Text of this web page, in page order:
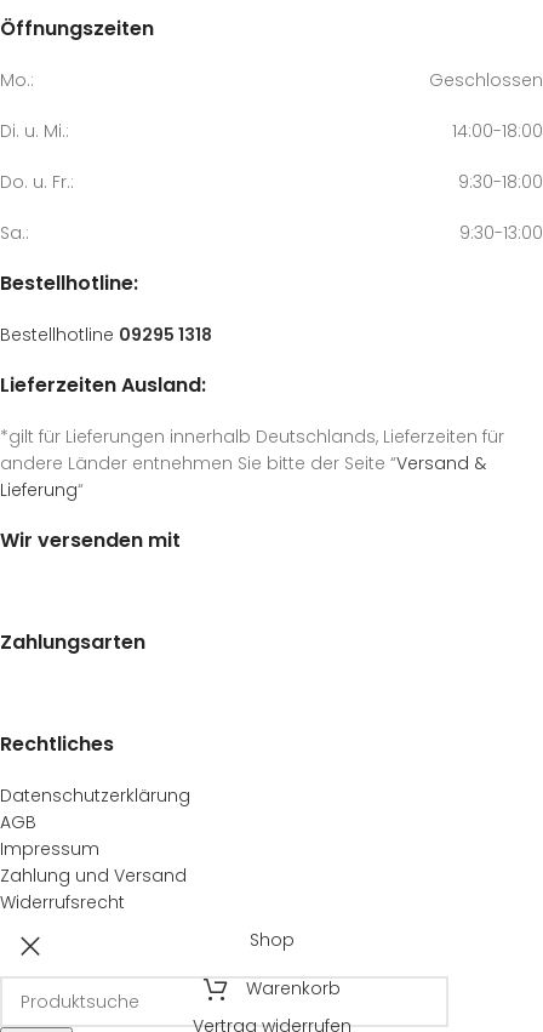
Öffnungszeiten
Mo.: Geschlossen
Di. u. Mi.: 14:00-18:00
Do. u. Fr.: 9:30-18:00
Sa.: 9:30-13:00
Bestellhotline:
Bestellhotline 09295 1318
Lieferzeiten Ausland:
*gilt für Lieferungen innerhalb Deutschlands, Lieferzeiten für
andere Länder entnehmen Sie bitte der Seite “Versand &
Lieferung“
Wir versenden mit
Zahlungsarten
Rechtliches
Datenschutzerklärung
AGB
Impressum
Zahlung und Versand
Widerrufsrecht
Shop
Warenkorb
Vertrag widerrufen